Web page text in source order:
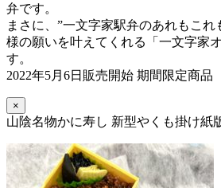
弁です。
まさに、”一文字家駅弁のあれもこれ
様の願いを叶えてくれる「一文字家
す。
2022年5月6日販売開始 期間限定商品
×
山陰名物かに寿し 新型やくも掛け紙